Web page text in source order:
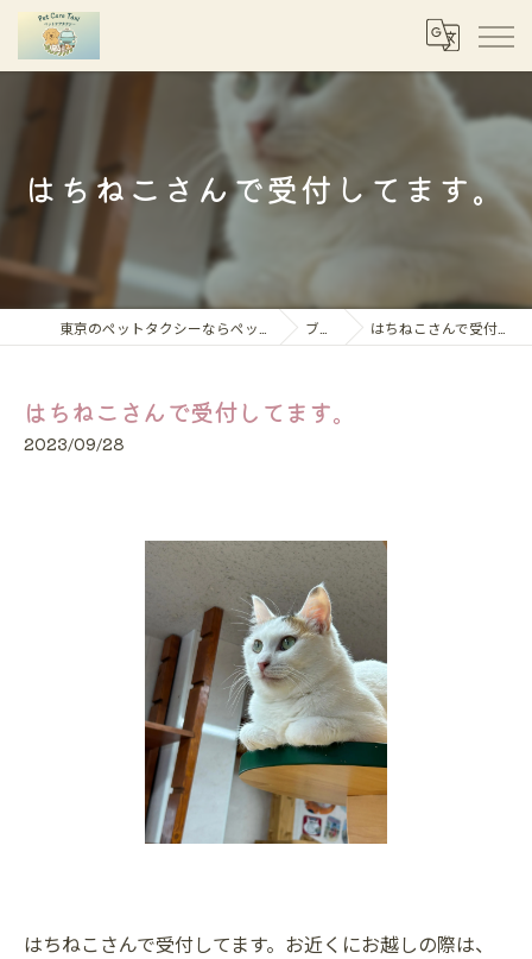
はちねこさんで受付してます。
ブログ はちねこさんで受付してます。
はちねこさんで受付してます。
2023/09/28
はちねこさんで受付してます。お近くにお越しの際は、